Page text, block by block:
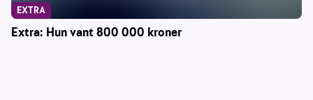
Extra: Hun vant 800 000 kroner
EXTRA